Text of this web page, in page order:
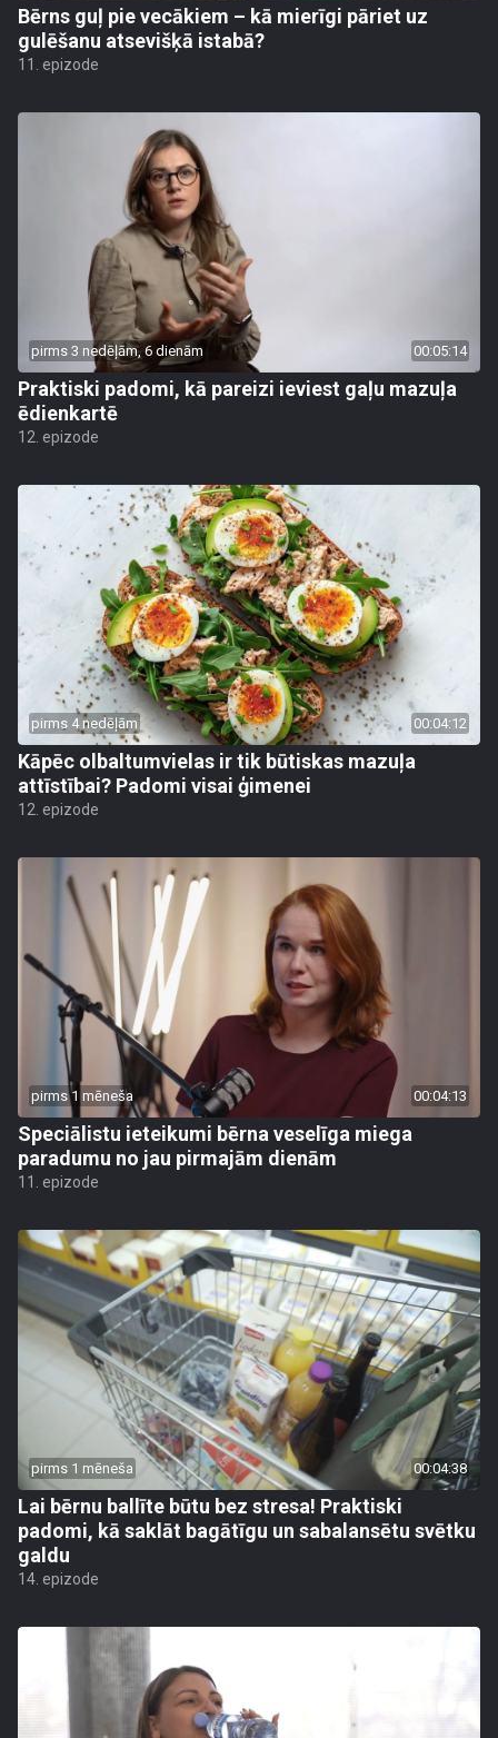
Bērns guļ pie vecākiem – kā mierīgi pāriet uz
gulēšanu atsevišķā istabā?
11. epizode
pirms 3 nedēļām, 6 dienām 00:05:14
Praktiski padomi, kā pareizi ieviest gaļu mazuļa
ēdienkartē
12. epizode
pirms 4 nedēļām 00:04:12
Kāpēc olbaltumvielas ir tik būtiskas mazuļa
attīstībai? Padomi visai ģimenei
12. epizode
pirms 1 mēneša 00:04:13
Speciālistu ieteikumi bērna veselīga miega
paradumu no jau pirmajām dienām
11. epizode
pirms 1 mēneša 00:04:38
Lai bērnu ballīte būtu bez stresa! Praktiski
padomi, kā saklāt bagātīgu un sabalansētu svētku
galdu
14. epizode